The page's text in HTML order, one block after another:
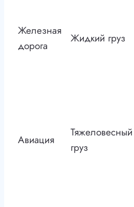
Железная
дорога
Жидкий груз
Авиация
Тяжеловесный
груз